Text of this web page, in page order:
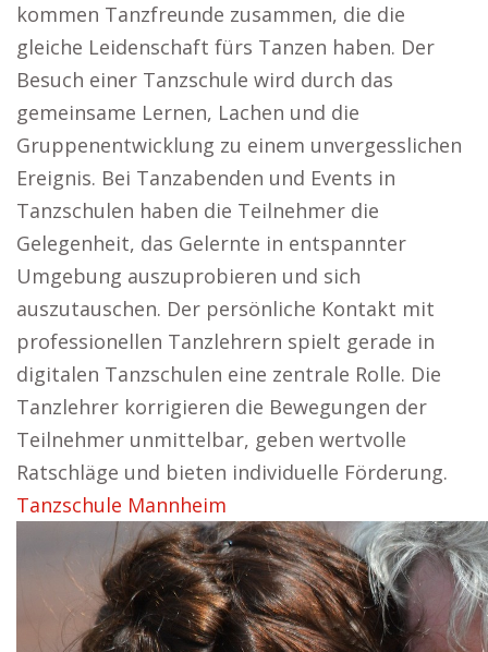
kommen Tanzfreunde zusammen, die die
gleiche Leidenschaft fürs Tanzen haben. Der
Besuch einer Tanzschule wird durch das
gemeinsame Lernen, Lachen und die
Gruppenentwicklung zu einem unvergesslichen
Ereignis. Bei Tanzabenden und Events in
Tanzschulen haben die Teilnehmer die
Gelegenheit, das Gelernte in entspannter
Umgebung auszuprobieren und sich
auszutauschen. Der persönliche Kontakt mit
professionellen Tanzlehrern spielt gerade in
digitalen Tanzschulen eine zentrale Rolle. Die
Tanzlehrer korrigieren die Bewegungen der
Teilnehmer unmittelbar, geben wertvolle
Ratschläge und bieten individuelle Förderung.
Tanzschule Mannheim